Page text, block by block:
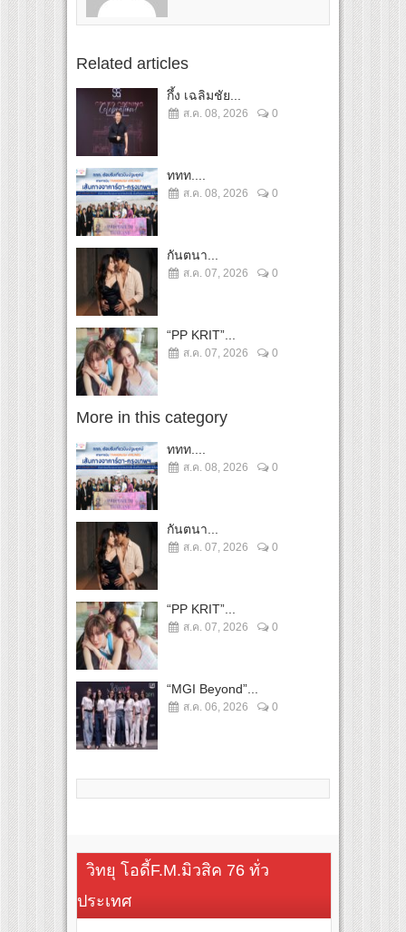
Related articles
กึ้ง เฉลิมชัย...
ส.ค. 08, 2026 0
ททท....
ส.ค. 08, 2026 0
กันตนา...
ส.ค. 07, 2026 0
“PP KRIT”...
ส.ค. 07, 2026 0
More in this category
ททท....
ส.ค. 08, 2026 0
กันตนา...
ส.ค. 07, 2026 0
“PP KRIT”...
ส.ค. 07, 2026 0
“MGI Beyond”...
ส.ค. 06, 2026 0
วิทยุ โอดี้F.M.มิวสิค 76 ทั่ว
ประเทศ